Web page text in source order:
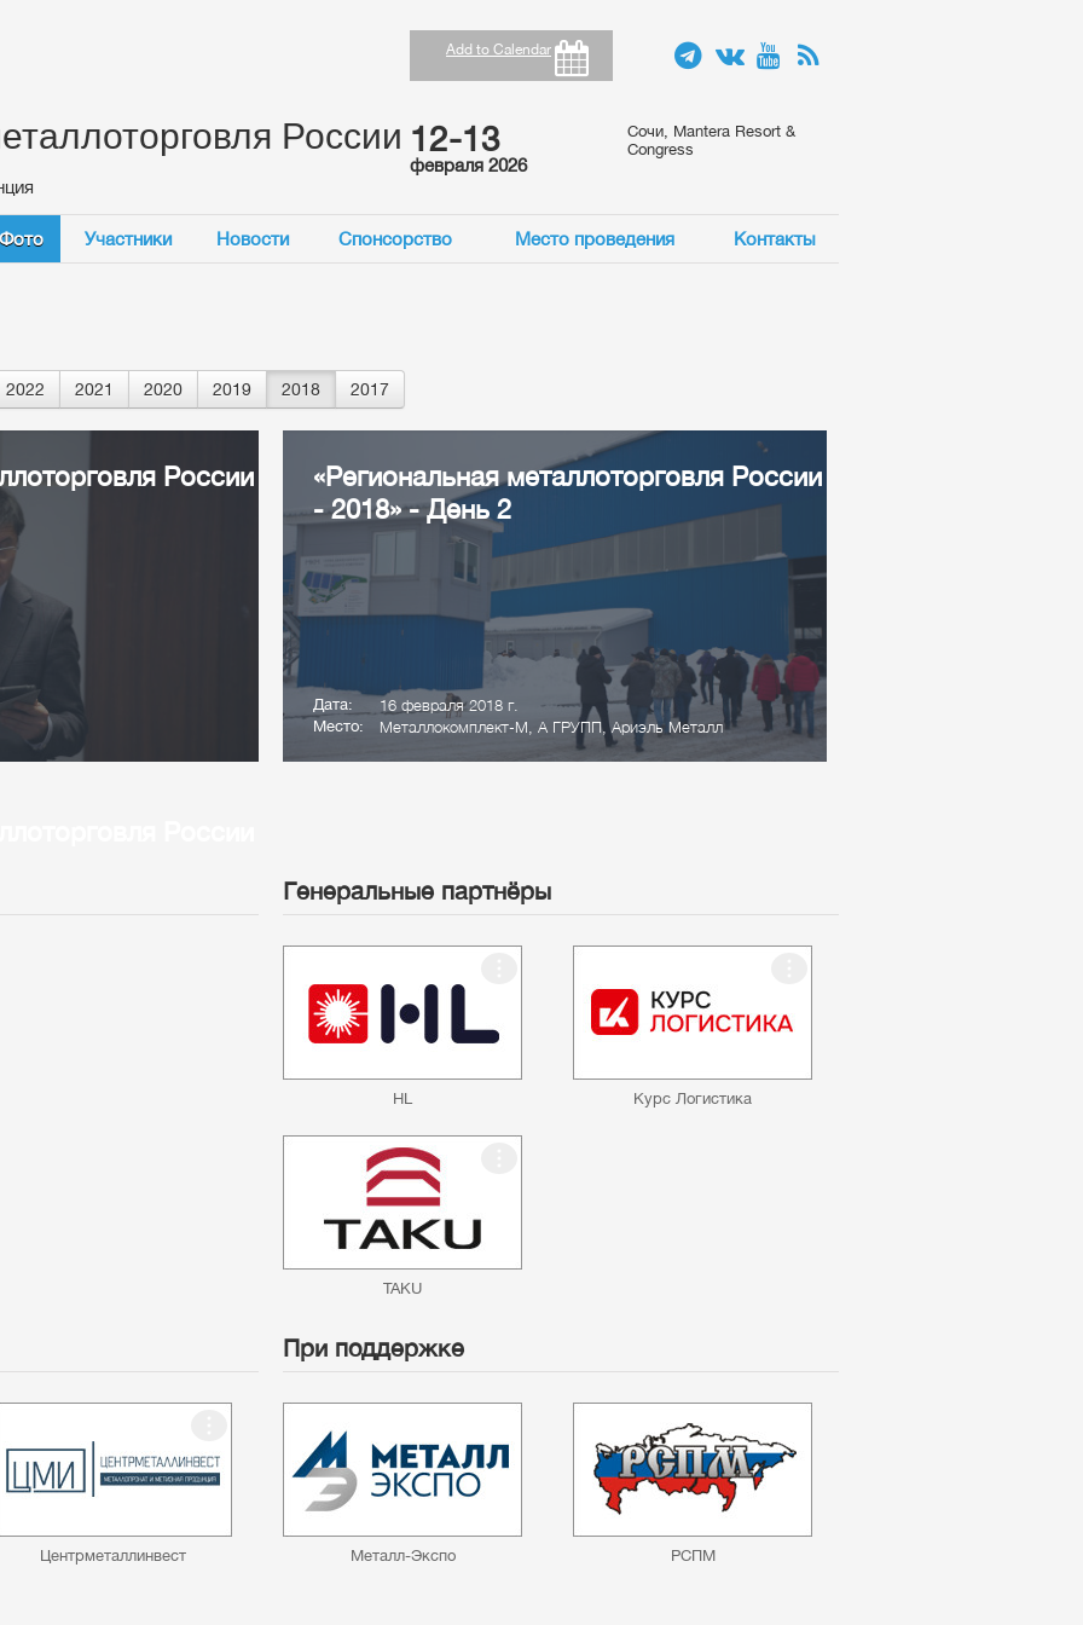
Add to Calendar
России 12-13
февраля 2026
Сочи, Mantera Resort &
Congress
Фото Участники Новости Спонсорство Место проведения Контакты
2022 2021 2020 2019 2018 2017
России
«Региональная металлоторговля России
- 2018» - День 2
Дата: 16 февраля 2018 г.
Место: Металлокомплект-М, А ГРУПП, Ариэль Металл
Генеральные партнёры
HL Курс Логистика
TAKU
Центрметаллинвест
При поддержке
Металл-Экспо РСПМ